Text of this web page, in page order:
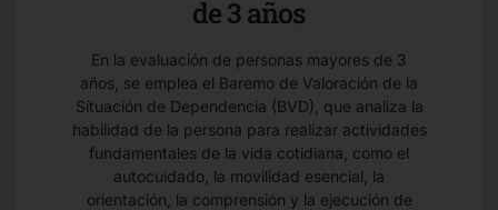
de 3 años
En la evaluación de personas mayores de 3
años, se emplea el Baremo de Valoración de la
Situación de Dependencia (BVD), que analiza la
habilidad de la persona para realizar actividades
fundamentales de la vida cotidiana, como el
autocuidado, la movilidad esencial, la
orientación, la comprensión y la ejecución de